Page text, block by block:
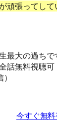
頑張ってし
最大の過ちで
話無料視聴可
今すぐ無